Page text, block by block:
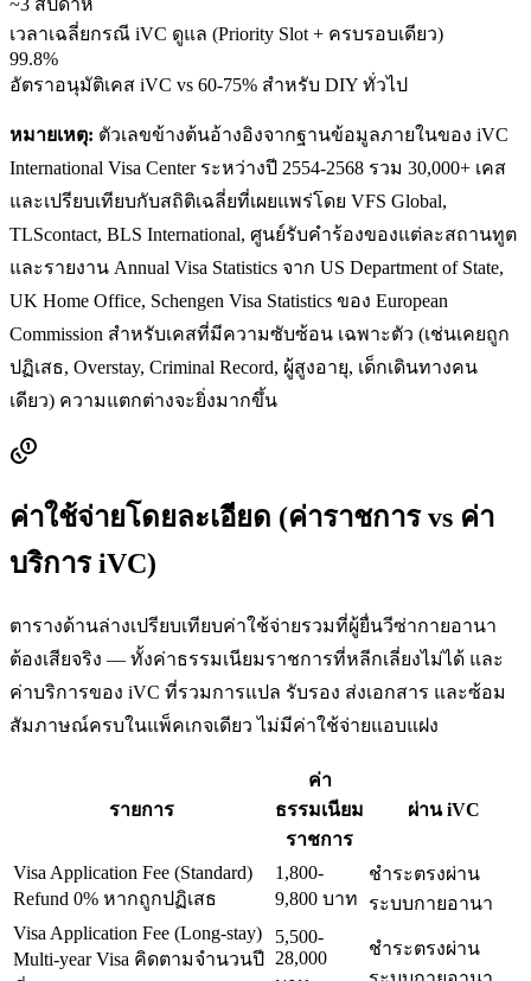
~3 สัปดาห์
เวลาเฉลี่ยกรณี iVC ดูแล (Priority Slot + ครบรอบเดียว)
99.8%
อัตราอนุมัติเคส iVC vs 60-75% สำหรับ DIY ทั่วไป
หมายเหตุ: ตัวเลขข้างต้นอ้างอิงจากฐานข้อมูลภายในของ iVC
International Visa Center ระหว่างปี 2554-2568 รวม 30,000+ เคส
และเปรียบเทียบกับสถิติเฉลี่ยที่เผยแพร่โดย VFS Global,
TLScontact, BLS International, ศูนย์รับคำร้องของแต่ละสถานทูต
และรายงาน Annual Visa Statistics จาก US Department of State,
UK Home Office, Schengen Visa Statistics ของ European
Commission สำหรับเคสที่มีความซับซ้อน เฉพาะตัว (เช่นเคยถูก
ปฏิเสธ, Overstay, Criminal Record, ผู้สูงอายุ, เด็กเดินทางคน
เดียว) ความแตกต่างจะยิ่งมากขึ้น
ค่าใช้จ่ายโดยละเอียด (ค่าราชการ vs ค่า
บริการ iVC)
ตารางด้านล่างเปรียบเทียบค่าใช้จ่ายรวมที่ผู้ยื่นวีซ่ากายอานา
ต้องเสียจริง — ทั้งค่าธรรมเนียมราชการที่หลีกเลี่ยงไม่ได้ และ
ค่าบริการของ iVC ที่รวมการแปล รับรอง ส่งเอกสาร และซ้อม
สัมภาษณ์ครบในแพ็คเกจเดียว ไม่มีค่าใช้จ่ายแอบแฝง
รายการ
ค่า
ธรรมเนียม
ราชการ
ผ่าน iVC
Visa Application Fee (Standard)
Refund 0% หากถูกปฏิเสธ
1,800-
9,800 บาท
ชำระตรงผ่าน
ระบบกายอานา
Visa Application Fee (Long-stay)
Multi-year Visa คิดตามจำนวนปี
5,500-
28,000
ชำระตรงผ่าน